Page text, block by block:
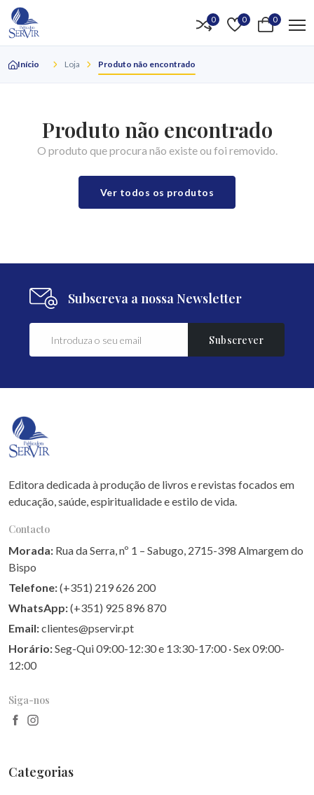
0 0 0
Início Loja Produto não encontrado
Produto não encontrado
O produto que procura não existe ou foi removido.
Ver todos os produtos
Subscreva a nossa Newsletter
Subscrever
Editora dedicada à produção de livros e revistas focados em
educação, saúde, espiritualidade e estilo de vida.
Contacto
Morada: Rua da Serra, nº 1 – Sabugo, 2715-398 Almargem do
Bispo
Telefone:(+351) 219 626 200
WhatsApp:(+351) 925 896 870
Email:clientes@pservir.pt
Horário:Seg-Qui 09:00-12:30 e 13:30-17:00 · Sex 09:00-
12:00
Siga-nos
Categorias